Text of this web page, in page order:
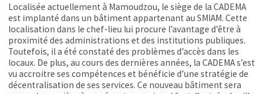
Localisée actuellement à Mamoudzou, le siège de la CADEMA
est implanté dans un bâtiment appartenant au SMIAM. Cette
localisation dans le chef-lieu lui procure l’avantage d’être à
proximité des administrations et des institutions publiques.
Toutefois, il a été constaté des problèmes d’accès dans les
locaux. De plus, au cours des dernières années, la CADEMA s’est
vu accroitre ses compétences et bénéficie d’une stratégie de
décentralisation de ses services. Ce nouveau bâtiment sera